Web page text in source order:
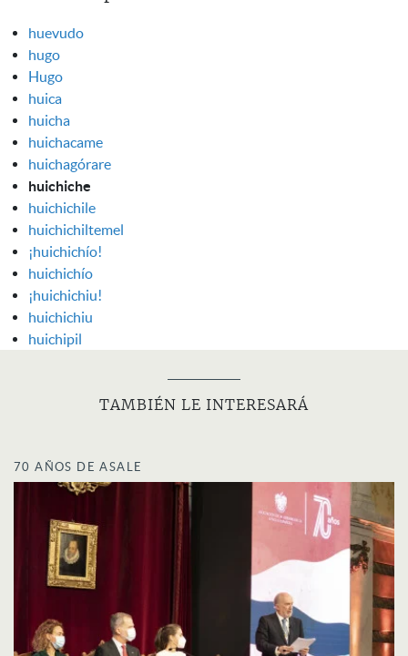
huevudo
hugo
Hugo
huica
huicha
huichacame
huichagórare
huichiche
huichichile
huichichiltemel
¡huichichío!
huichichío
¡huichichiu!
huichichiu
huichipil
TAMBIÉN LE INTERESARÁ
70 AÑOS DE ASALE